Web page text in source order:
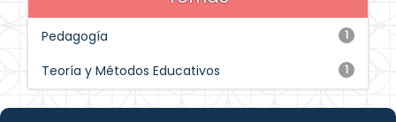
1
Pedagogía
1
Teoría y Métodos Educativos